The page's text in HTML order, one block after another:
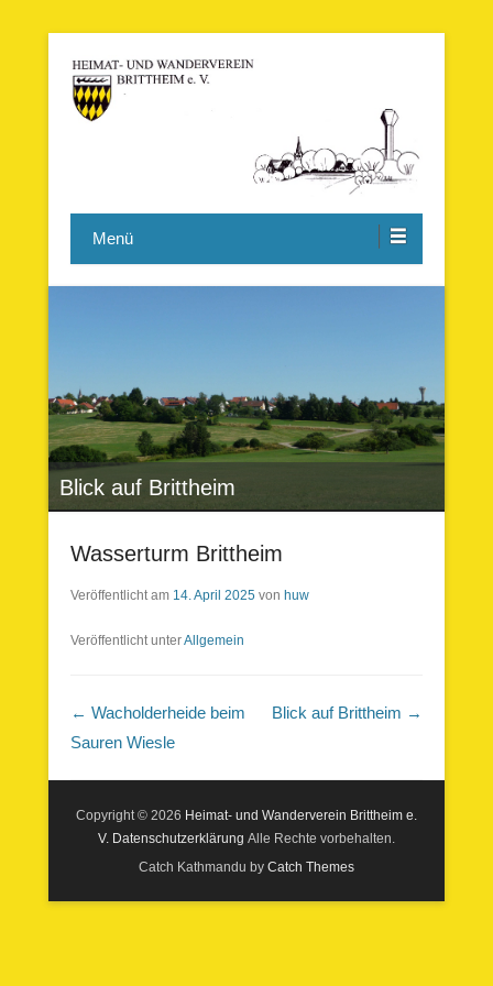
Heimat- und Wanderverein
Brittheim e. V.
Menü
Blick auf Brittheim
Rathaus Brittheim
Wasserturm Brittheim
Veröffentlicht am 14. April 2025 von huw
Veröffentlicht unterAllgemein
Beitragsnavigation
← Wacholderheide beim
Sauren Wiesle
Blick auf Brittheim →
Copyright © 2026 Heimat- und Wanderverein Brittheim e.
V. Datenschutzerklärung Alle Rechte vorbehalten.
Catch Kathmandu by Catch Themes